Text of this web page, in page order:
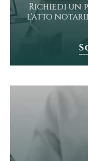
Richiedi un
l'atto